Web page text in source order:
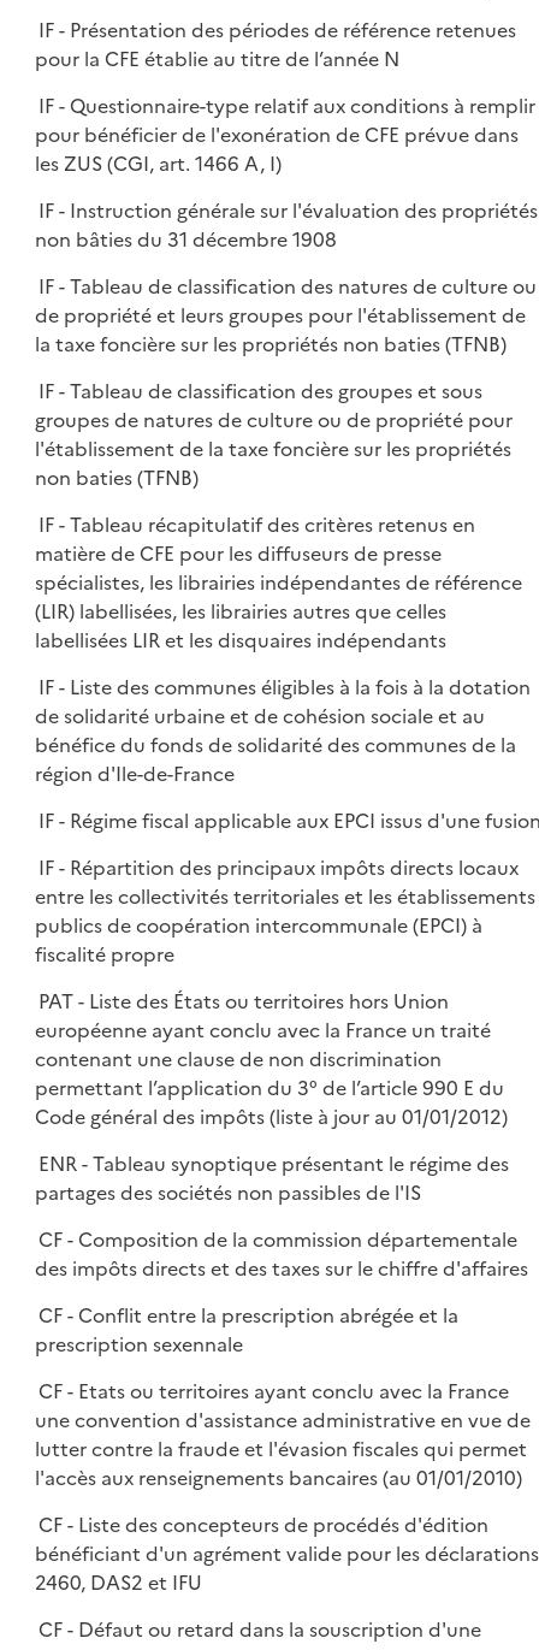
IF - Présentation des périodes de référence retenues
pour la CFE établie au titre de l’année N
IF - Questionnaire-type relatif aux conditions à remplir
pour bénéficier de l'exonération de CFE prévue dans
les ZUS (CGI, art. 1466 A, I)
IF - Instruction générale sur l'évaluation des propriétés
non bâties du 31 décembre 1908
IF - Tableau de classification des natures de culture ou
de propriété et leurs groupes pour l'établissement de
la taxe foncière sur les propriétés non baties (TFNB)
IF - Tableau de classification des groupes et sous
groupes de natures de culture ou de propriété pour
l'établissement de la taxe foncière sur les propriétés
non baties (TFNB)
IF - Tableau récapitulatif des critères retenus en
matière de CFE pour les diffuseurs de presse
spécialistes, les librairies indépendantes de référence
(LIR) labellisées, les librairies autres que celles
labellisées LIR et les disquaires indépendants
IF - Liste des communes éligibles à la fois à la dotation
de solidarité urbaine et de cohésion sociale et au
bénéfice du fonds de solidarité des communes de la
région d'Ile-de-France
IF - Régime fiscal applicable aux EPCI issus d'une
IF - Répartition des principaux impôts directs locaux
entre les collectivités territoriales et les établissements
publics de coopération intercommunale (EPCI) à
fiscalité propre
PAT - Liste des États ou territoires hors Union
européenne ayant conclu avec la France un traité
contenant une clause de non discrimination
permettant l’application du 3° de l’article 990 E du
Code général des impôts (liste à jour au 01/01/2012)
ENR - Tableau synoptique présentant le régime des
partages des sociétés non passibles de l'IS
CF - Composition de la commission départementale
des impôts directs et des taxes sur le chiffre d'affaires
CF - Conflit entre la prescription abrégée et la
prescription sexennale
CF - Etats ou territoires ayant conclu avec la France
une convention d'assistance administrative en vue de
lutter contre la fraude et l'évasion fiscales qui permet
l'accès aux renseignements bancaires (au 01/01/2010)
CF - Liste des concepteurs de procédés d'édition
bénéficiant d'un agrément valide pour les déclarations
2460, DAS2 et IFU
CF - Défaut ou retard dans la souscription d'une